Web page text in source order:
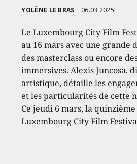
YOLÈNE LE BRAS 06.03.2025
Le Luxembourg City Film
au 16 mars avec une grande
des masterclass ou encore
immersives. Alexis Juncosa,
artistique, détaille les
et les particularités de cette
Ce jeudi 6 mars, la
Luxembourg City Film